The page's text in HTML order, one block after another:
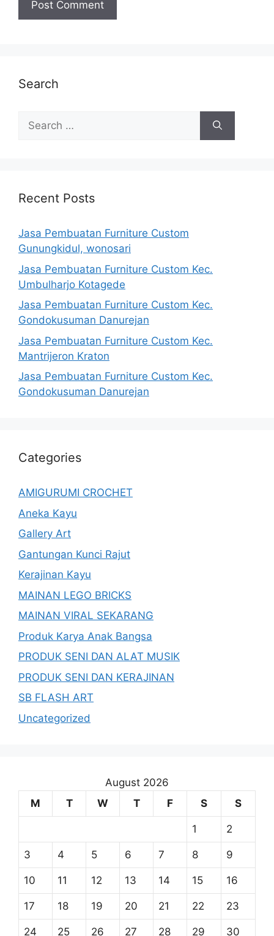
Search
Search
for:
Recent Posts
Jasa Pembuatan Furniture Custom
Gunungkidul, wonosari
Jasa Pembuatan Furniture Custom Kec.
Umbulharjo Kotagede
Jasa Pembuatan Furniture Custom Kec.
Gondokusuman Danurejan
Jasa Pembuatan Furniture Custom Kec.
Mantrijeron Kraton
Jasa Pembuatan Furniture Custom Kec.
Gondokusuman Danurejan
Categories
AMIGURUMI CROCHET
Aneka Kayu
Gallery Art
Gantungan Kunci Rajut
Kerajinan Kayu
MAINAN LEGO BRICKS
MAINAN VIRAL SEKARANG
Produk Karya Anak Bangsa
PRODUK SENI DAN ALAT MUSIK
PRODUK SENI DAN KERAJINAN
SB FLASH ART
Uncategorized
August 2026
M
T W T F S S
1 2
3 4 5 6 7 8 9
10 11 12 13 14 15 16
17 18 19 20 21 22 23
24 25 26 27 28 29 30